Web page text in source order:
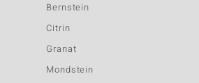
Bernstein
Citrin
Granat
Mondstein